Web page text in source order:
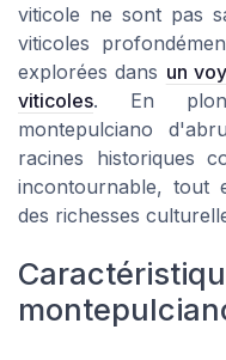
viticole ne sont pas
viticoles
explorées dans un
viticoles. En
montepulciano
racines historiques
incontournable, tout
des richesses